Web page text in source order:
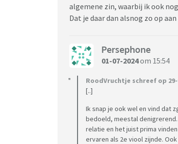
algemene zin, waarbij ik ook
Dat je daar dan alsnog zo op
Persephone
01-07-2024om 15:54
RoodVruchtje schreef op 29-
[..]
Ik snap je ook wel en vind dat
bedoeld, meestal
relatie en het juist prima
ervaren als 2e viool zijnde.